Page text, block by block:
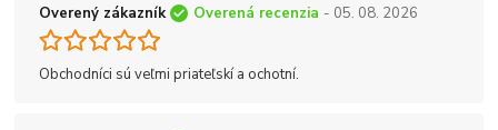
Overený zákazník Overená recenzia - 05. 08. 2026
Obchodníci sú veľmi priateľskí a ochotní.